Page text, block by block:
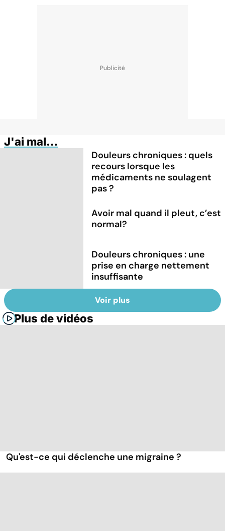
J'ai mal…
Douleurs chroniques : quels
recours lorsque les
médicaments ne soulagent
pas ?
Avoir mal quand il pleut, c’est
normal?
Douleurs chroniques : une
prise en charge nettement
insuffisante
Voir plus
Plus de vidéos
Qu'est-ce qui déclenche une migraine ?